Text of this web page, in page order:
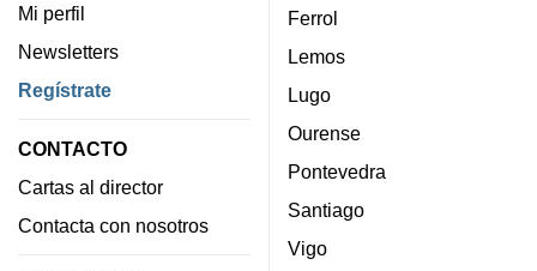
Mi perfil
Newsletters
Regístrate
CONTACTO
Cartas al director
Contacta con nosotros
Ferrol
Lemos
Lugo
Ourense
Pontevedra
Santiago
Vigo